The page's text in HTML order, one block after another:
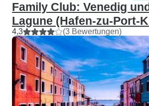
Family Club: Venedig
Lagune (Hafen-zu-Port-
4,3 (3 Bewertungen)